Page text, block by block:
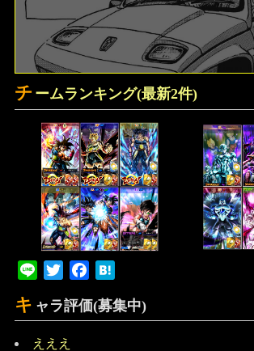
チ ームランキング(最新2件)
Line Twitter Facebook
キ ャラ評価(募集中)
えええ